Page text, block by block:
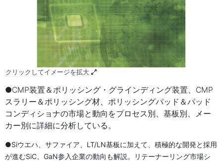
クリックしてイメージを拡大
●CMP装置＆ポリッシング・グラインディング装置、CMP
スラリー＆ポリッシング材、ポリッシングパッド＆パッド
コンディショナの市場と動向をプロセス別、基板別、メー
カー別に詳細に分析している。
●Siウエハ、サファイア、LT/LN基板に加えて、積極的な開発と採用
が進むSiC、GaN参入企業の動向も解説。リテーナーリング市場シ